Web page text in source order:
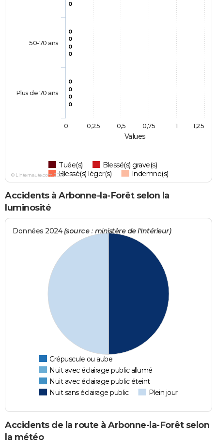
Values
0
0
0
0
0
0
0
0
0
Tuée(s)
Blessé(s) grave(s)
Blessé(s) léger(s)
Indemne(s)
50-70 ans
Plus de 70 ans
0 1
0,25 0,5 0,75 1,25
© Linternaute.com 2026
Accidents à Arbonne-la-Forêt selon la
luminosité
Données 2024 (source : ministère de l'Intérieur)
Crépuscule ou aube
Nuit avec éclairage public allumé
Nuit avec éclairage public éteint
Nuit sans éclairage public
Plein jour
Accidents de la route à Arbonne-la-Forêt selon
la météo